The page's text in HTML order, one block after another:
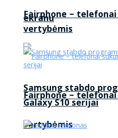
ekranu
Fairphone –
vertybėmis
Fairphone –
vertybėmis
Samsung stabdo
Galaxy S10 serijai